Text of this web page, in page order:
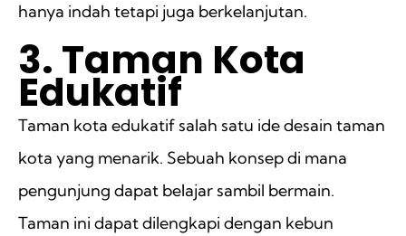
hanya indah tetapi juga berkelanjutan.
3. Taman Kota
Edukatif
Taman kota edukatif salah satu ide desain taman
kota yang menarik. Sebuah konsep di mana
pengunjung dapat belajar sambil bermain.
Taman ini dapat dilengkapi dengan kebun